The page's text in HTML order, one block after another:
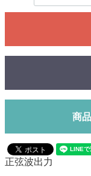
商
正弦波出力